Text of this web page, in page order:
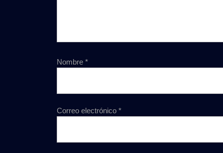
Nombre *
Correo electrónico *